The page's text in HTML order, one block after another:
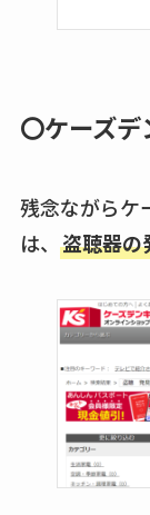
〇ケーズデ
残念ながらケ
は、 盗聴器の